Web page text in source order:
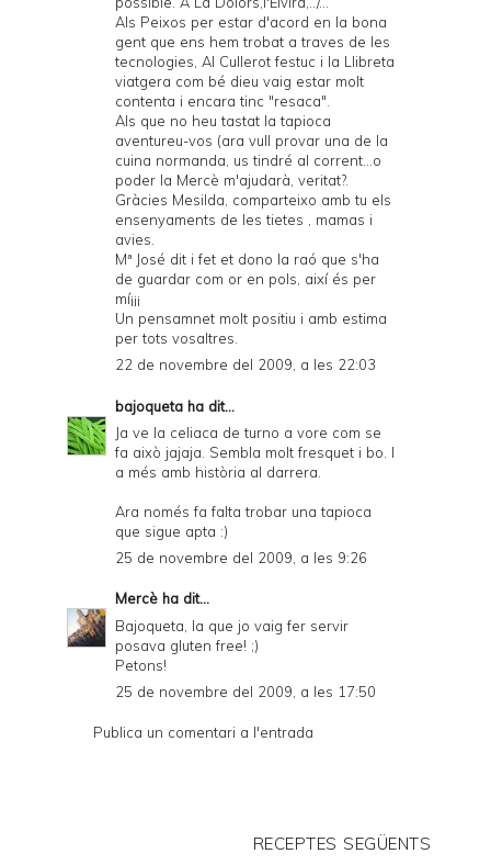
Als Peixos per estar d'acord en la bona
gent que ens hem trobat a traves de les
tecnologies, Al Cullerot festuc i la Llibreta
viatgera com bé dieu vaig estar molt
contenta i encara tinc "resaca".
Als que no heu tastat la tapioca
aventureu-vos (ara vull provar una de la
cuina normanda, us tindré al corrent...o
poder la Mercè m'ajudarà, veritat?.
Gràcies Mesilda, comparteixo amb tu els
ensenyaments de les tietes , mamas i
avies.
Mª José dit i fet et dono la raó que s'ha
de guardar com or en pols, així és per
mí¡¡¡
Un pensamnet molt positiu i amb estima
per tots vosaltres.
22 de novembre del 2009, a les 22:03
bajoqueta ha dit...
Ja ve la celiaca de turno a vore com se
fa això jajaja. Sembla molt fresquet i bo. I
a més amb història al darrera.
Ara només fa falta trobar una tapioca
que sigue apta :)
25 de novembre del 2009, a les 9:26
Mercè ha dit...
Bajoqueta, la que jo vaig fer servir
posava gluten free! ;)
Petons!
25 de novembre del 2009, a les 17:50
Publica un comentari a l'entrada
RECEPTES SEGÜENTS